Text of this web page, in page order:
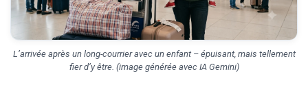
L’arrivée après un long-courrier avec un enfant – épuisant, mais tellement
fier d’y être. (image générée avec IA Gemini)